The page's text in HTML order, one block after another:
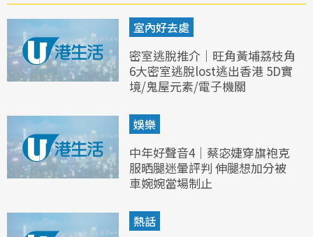
室內好去處
密室逃脫推介｜旺角黃埔荔枝角
6大密室逃脫lost逃出香港 5D實
境/鬼屋元素/電子機關
娛樂
中年好聲音4｜蔡宓婕穿旗袍克
服晒腿迷暈評判 伸腿想加分被
車婉婉當場制止
熱話